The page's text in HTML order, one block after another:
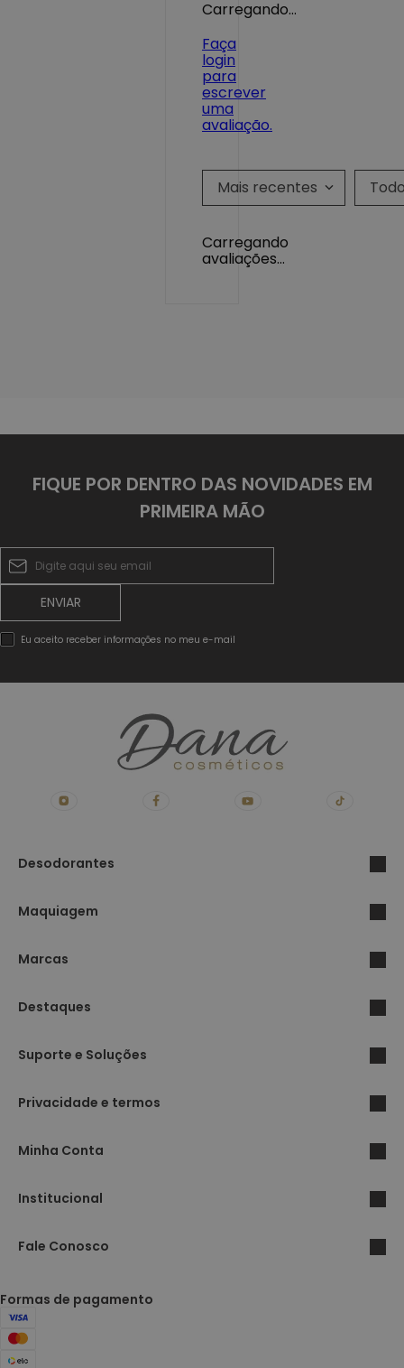
Carregando…
Faça
login
para
escrever
uma
avaliação.
Mais recentes
Carregando
avaliações…
FIQUE POR DENTRO DAS NOVIDADES EM
PRIMEIRA MÃO
ENVIAR
Eu aceito receber informações no meu e-mail
Desodorantes
Maquiagem
Marcas
Destaques
Suporte e Soluções
Privacidade e termos
Minha Conta
Institucional
Fale Conosco
Formas de pagamento